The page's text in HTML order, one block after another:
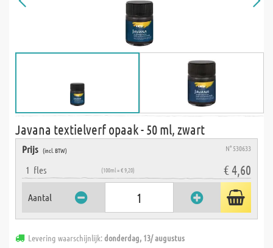
Javana textielverf opaak - 50 ml, zwart
Prijs (incl. BTW) N° 530633
1 fles (100ml = € 9,20) € 4,60
Aantal
Levering waarschijnlijk:donderdag, 13/ augustus